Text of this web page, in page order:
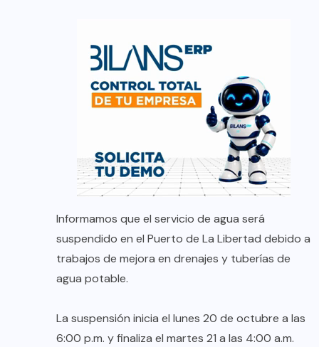
Informamos que el servicio de agua será
suspendido en el Puerto de La Libertad debido a
trabajos de mejora en drenajes y tuberías de
agua potable.
La suspensión inicia el lunes 20 de octubre a las
6:00 p.m. y finaliza el martes 21 a las 4:00 a.m.